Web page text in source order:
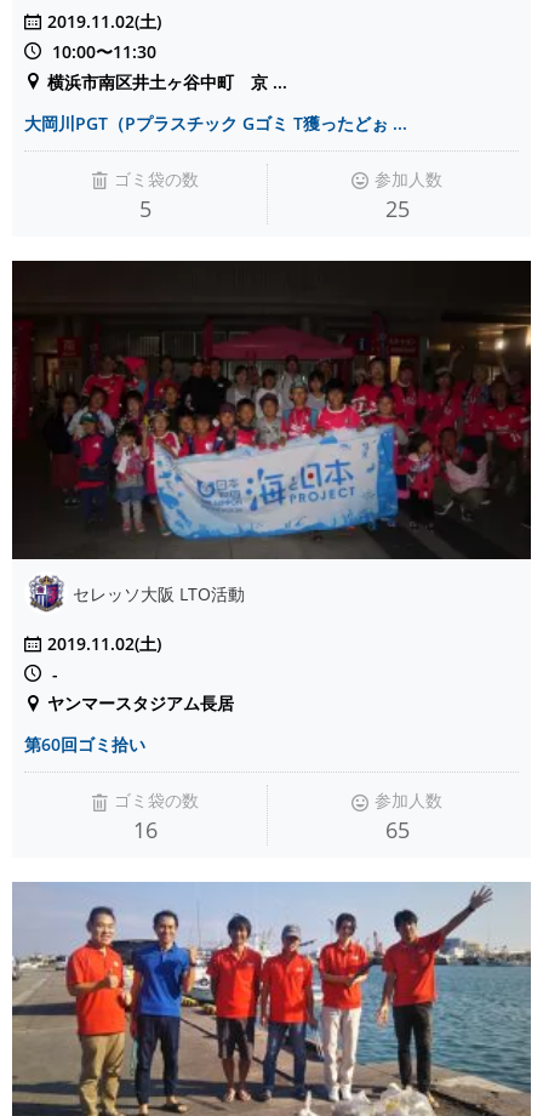
2019.11.02(土)
10:00〜11:30
横浜市南区井土ヶ谷中町 京 ...
大岡川PGT（Pプラスチック Gゴミ T獲ったどぉ ...
ゴミ袋の数
5
参加人数
25
セレッソ大阪 LTO活動
2019.11.02(土)
-
ヤンマースタジアム長居
第60回ゴミ拾い
ゴミ袋の数
16
参加人数
65